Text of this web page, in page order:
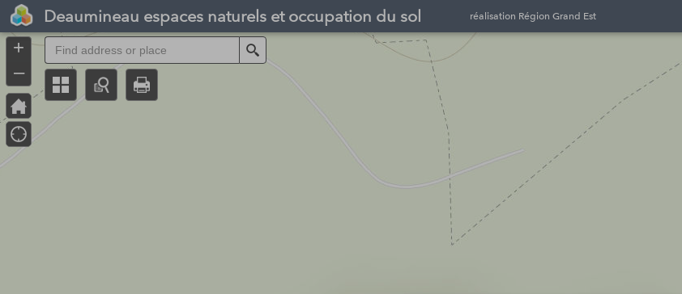
+
–
Controller
Deaumineau espaces naturels et occupation du sol réalisation Région Grand Est